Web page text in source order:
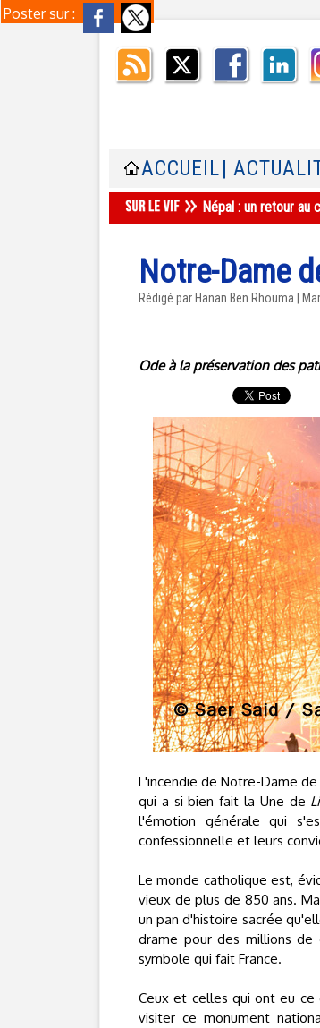
Poster sur :
ACCUEIL |
Népal : un retour au
Notre-Dame
Rédigé par Hanan Ben Rhouma |
Ode à la préservation des
L'incendie de Notre-Dame de
qui a si bien fait la Une de
l'émotion générale qui
confessionnelle et leurs
Le monde catholique est,
vieux de plus de 850 ans.
un pan d'histoire sacrée
drame pour des millions
symbole qui fait France.
Ceux et celles qui ont eu ce
visiter ce monument